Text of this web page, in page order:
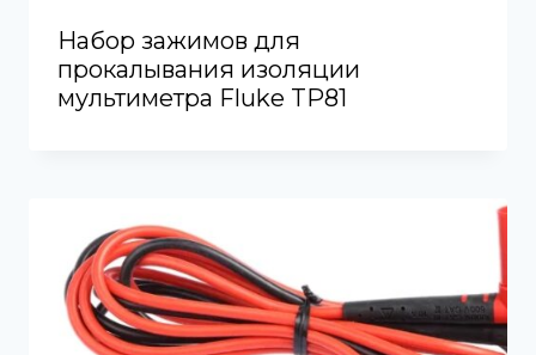
Набор зажимов для
прокалывания изоляции
мультиметра Fluke TP81